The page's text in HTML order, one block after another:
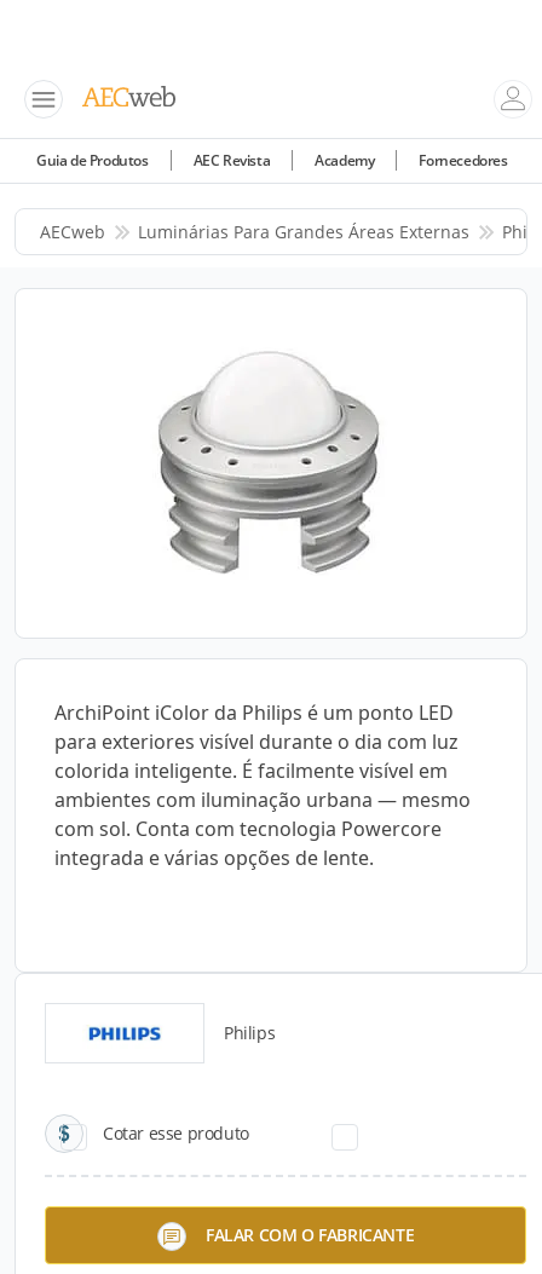
Guia de Produtos AEC Revista Academy Fornecedores
AECweb Luminárias Para Grandes Áreas Externas
ArchiPoint iColor da Philips é um ponto LED
para exteriores visível durante o dia com luz
colorida inteligente. É facilmente visível em
ambientes com iluminação urbana — mesmo
com sol. Conta com tecnologia Powercore
integrada e várias opções de lente.
Philips
Cotar esse produto
FALAR COM O FABRICANTE
Catálogos para Download